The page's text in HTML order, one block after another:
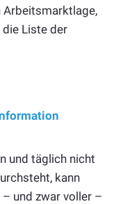
Arbeitsmarktlage,
die Liste der
und täglich nicht
kann
und zwar voller –